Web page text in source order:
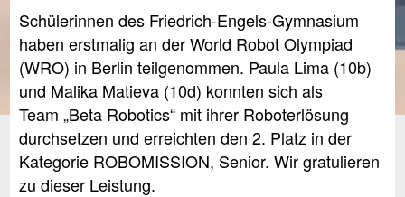
Schülerinnen des Friedrich-Engels-Gymnasium
haben erstmalig an der World Robot Olympiad
(WRO) in Berlin teilgenommen. Paula Lima (10b)
und Malika Matieva (10d) konnten sich als
Team„Beta Robotics“ mit ihrer Roboterlösung
durchsetzen und erreichten den 2. Platz in der
Kategorie ROBOMISSION, Senior. Wir gratulieren
zu dieser Leistung.